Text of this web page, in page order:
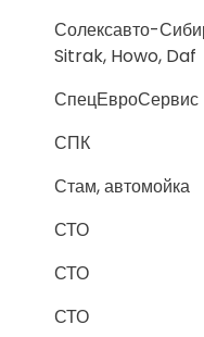
Солексавто-
Sitrak, Howo, Daf
СпецЕвроСервис
СПК
Стам, автомойка
СТО
СТО
СТО